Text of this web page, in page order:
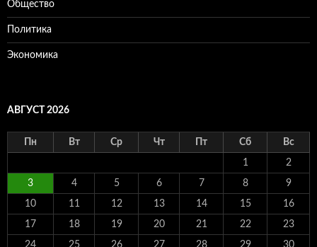
Общество
Политика
Экономика
АВГУСТ 2026
Пн Вт Ср Чт Пт Сб Вс
1 2
3 4 5 6 7 8 9
10 11 12 13 14 15 16
17 18 19 20 21 22 23
24 25 26 27 28 29 30